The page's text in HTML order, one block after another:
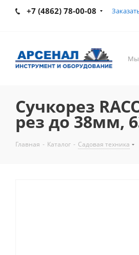
+7 (4862) 78-00-08
Мы
Сучкорез
рез до 38мм,
Главная - Каталог - Садовая техника